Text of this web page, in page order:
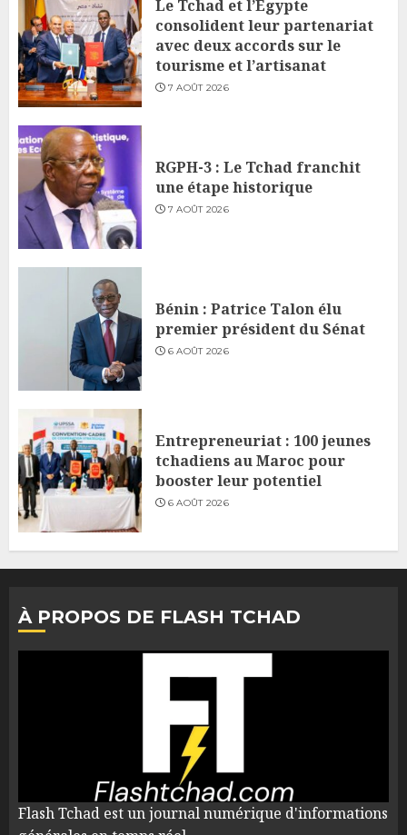
Le Tchad et l’Égypte
consolident leur partenariat
avec deux accords sur le
tourisme et l’artisanat
7 AOÛT 2026
RGPH-3 : Le Tchad franchit
une étape historique
7 AOÛT 2026
Bénin : Patrice Talon élu
premier président du Sénat
6 AOÛT 2026
Entrepreneuriat : 100 jeunes
tchadiens au Maroc pour
booster leur potentiel
6 AOÛT 2026
À PROPOS DE FLASH TCHAD
Flash Tchad est un journal numérique d'informations